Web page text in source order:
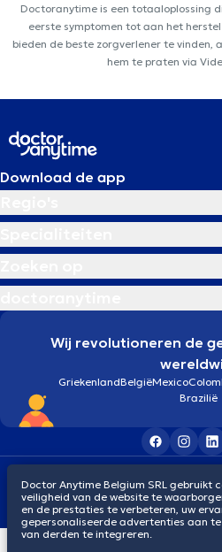
Doctoranytime is een totaaloplossing
eerste symptomen tot aan het
bieden de beste zorgverlener te vinden,
hem te praten via
Download de app
Wij revolutioneren de
GriekenlandBelgiëMexico
Brazilië
© 2026
Doctor Anytime Belgium SRL gebruikt
veiligheid van de website te
en de prestaties te verbeteren, uw
gepersonaliseerde advertenties aan
van derden te integreren.